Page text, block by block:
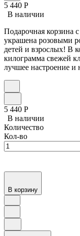
5 440 Р
В наличии
Подарочная корзина
украшена розовыми
детей и взрослых! В
килограмма свежей
лучшее настроение и
5 440 Р
В наличии
Количество
Кол-во
В корзину